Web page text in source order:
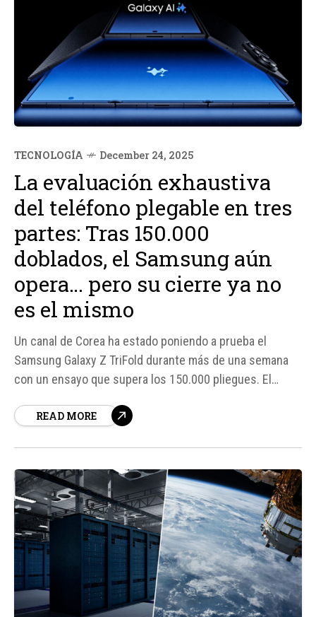
TECNOLOGÍA December 24, 2025
La evaluación exhaustiva
del teléfono plegable en tres
partes: Tras 150.000
doblados, el Samsung aún
opera… pero su cierre ya no
es el mismo
Un canal de Corea ha estado poniendo a prueba el
Samsung Galaxy Z TriFold durante más de una semana
con un ensayo que supera los 150.000 pliegues. El
READ MORE